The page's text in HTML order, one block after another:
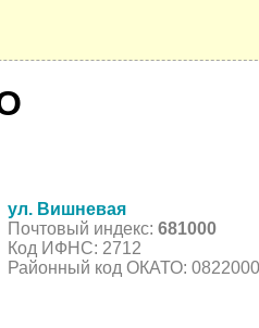
ул. Вишневая
Почтовый индекс: 681000
Код ИФНС: 2712
Районный код ОКАТО: